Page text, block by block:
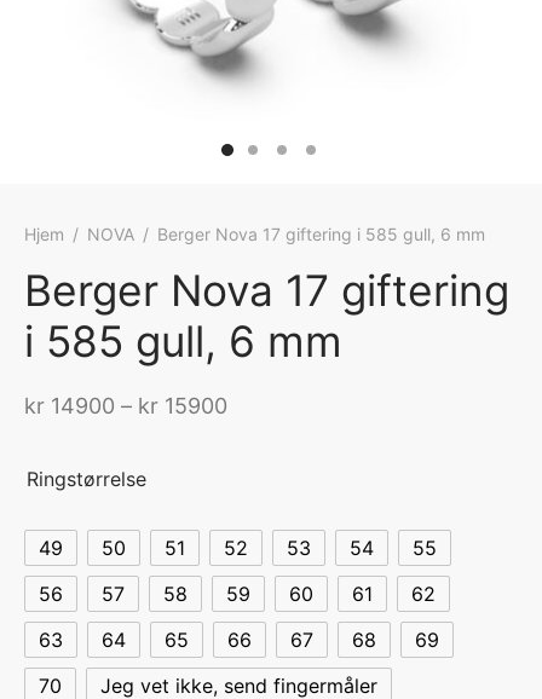
Hjem / NOVA / Berger Nova 17 giftering i 585 gull, 6 mm
Berger Nova 17 giftering
i 585 gull, 6 mm
kr 14900 – kr 15900
Ringstørrelse
49 50 51 52 53 54
55
56
57 58 59 60 61
62
63
64 65 66 67 68
69
70
Jeg vet ikke, send fingermåler